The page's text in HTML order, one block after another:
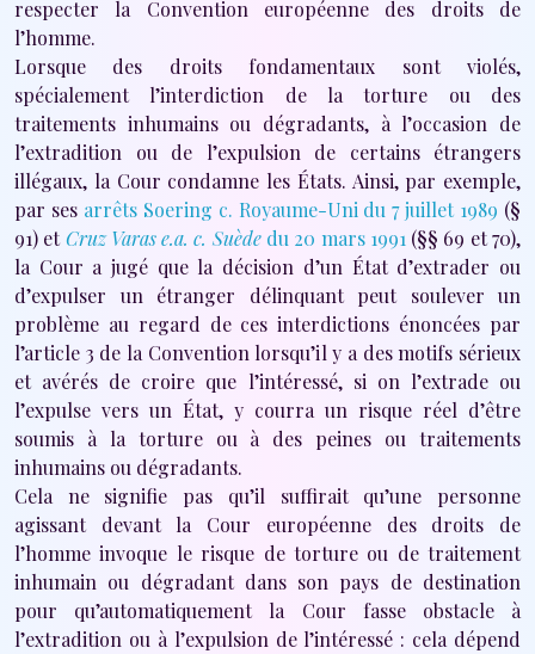
respecter la Convention européenne des droits de
l’homme.
Lorsque des droits fondamentaux sont violés,
spécialement l’interdiction de la torture ou des
traitements inhumains ou dégradants, à l’occasion de
l’extradition ou de l’expulsion de certains étrangers
illégaux, la Cour condamne les États. Ainsi, par exemple,
par ses arrêts Soering c. Royaume-Uni du 7 juillet 1989 (§
91) etCruz Varas e.a. c. Suèdedu 20 mars 1991 (§§ 69 et 70),
la Cour a jugé que la décision d’un État d’extrader ou
d’expulser un étranger délinquant peut soulever un
problème au regard de ces interdictions énoncées par
l’article 3 de la Convention lorsqu’il y a des motifs sérieux
et avérés de croire que l’intéressé, si on l’extrade ou
l’expulse vers un État, y courra un risque réel d’être
soumis à la torture ou à des peines ou traitements
inhumains ou dégradants.
Cela ne signifie pas qu’il suffirait qu’une personne
agissant devant la Cour européenne des droits de
l’homme invoque le risque de torture ou de traitement
inhumain ou dégradant dans son pays de destination
pour qu’automatiquement la Cour fasse obstacle à
l’extradition ou à l’expulsion de l’intéressé : cela dépend